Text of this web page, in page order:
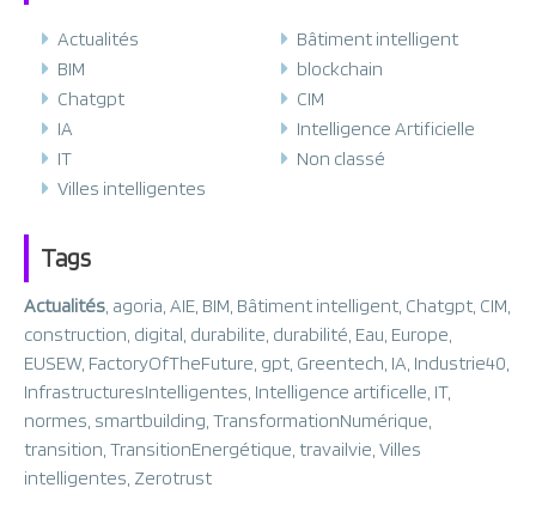
Actualités
Bâtiment intelligent
BIM
blockchain
Chatgpt
CIM
IA
Intelligence Artificielle
IT
Non classé
Villes intelligentes
Tags
Actualités agoria AIE BIM Bâtiment intelligent Chatgpt CIM
construction digital durabilite durabilité Eau Europe
EUSEW, FactoryOfTheFuture gpt Greentech IA Industrie40
InfrastructuresIntelligentes Intelligence artificelle IT,
normes smartbuilding TransformationNumérique
transition TransitionEnergétique travailvie Villes
intelligentes Zerotrust